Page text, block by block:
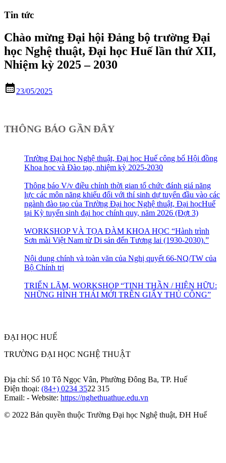
Tin tức
Chào mừng Đại hội Đảng bộ trường Đại
học Nghệ thuật, Đại học Huế lần thứ XII,
Nhiệm kỳ 2025 – 2030
calendar_month 23/05/2025
THÔNG BÁO GẦN ĐÂY
Trường Đại học Nghệ thuật, Đại học Huế công bố Hội đồng
Khoa học và Đào tạo, nhiệm kỳ 2025-2030
Thông báo V/v điều chỉnh thời gian tổ chức đánh giá năng
lực các môn năng khiếu đối với thí sinh dự tuyển đầu vào các
ngành đào tạo của Trường Đại học Nghệ thuật, Đại họcHuế
tại Kỳ tuyển sinh đại học chính quy, năm 2026 (Đợt 3)
WORKSHOP VÀ TỌA ĐÀM KHOA HỌC “Hành trình
Sơn mài Việt Nam từ Di sản đến Tương lai (1930-2030).”
Nội dung chính và toàn văn của Nghị quyết 66-NQ/TW của
Bộ Chính trị
TRIỂN LÃM, WORKSHOP “TINH THẦN / HIỆN HỮU:
NHỮNG HÌNH THÁI MỚI TRÊN GIẤY THỦ CÔNG”
ĐẠI HỌC HUẾ
TRƯỜNG ĐẠI HỌC NGHỆ THUẬT
Địa chỉ: Số 10 Tô Ngọc Vân, Phường Đông Ba, TP. Huế
Điện thoại: (84+) 0234 3522 315
Email: - Website: https://nghethuathue.edu.vn
© 2022 Bản quyền thuộc Trường Đại học Nghệ thuật, ĐH Huế